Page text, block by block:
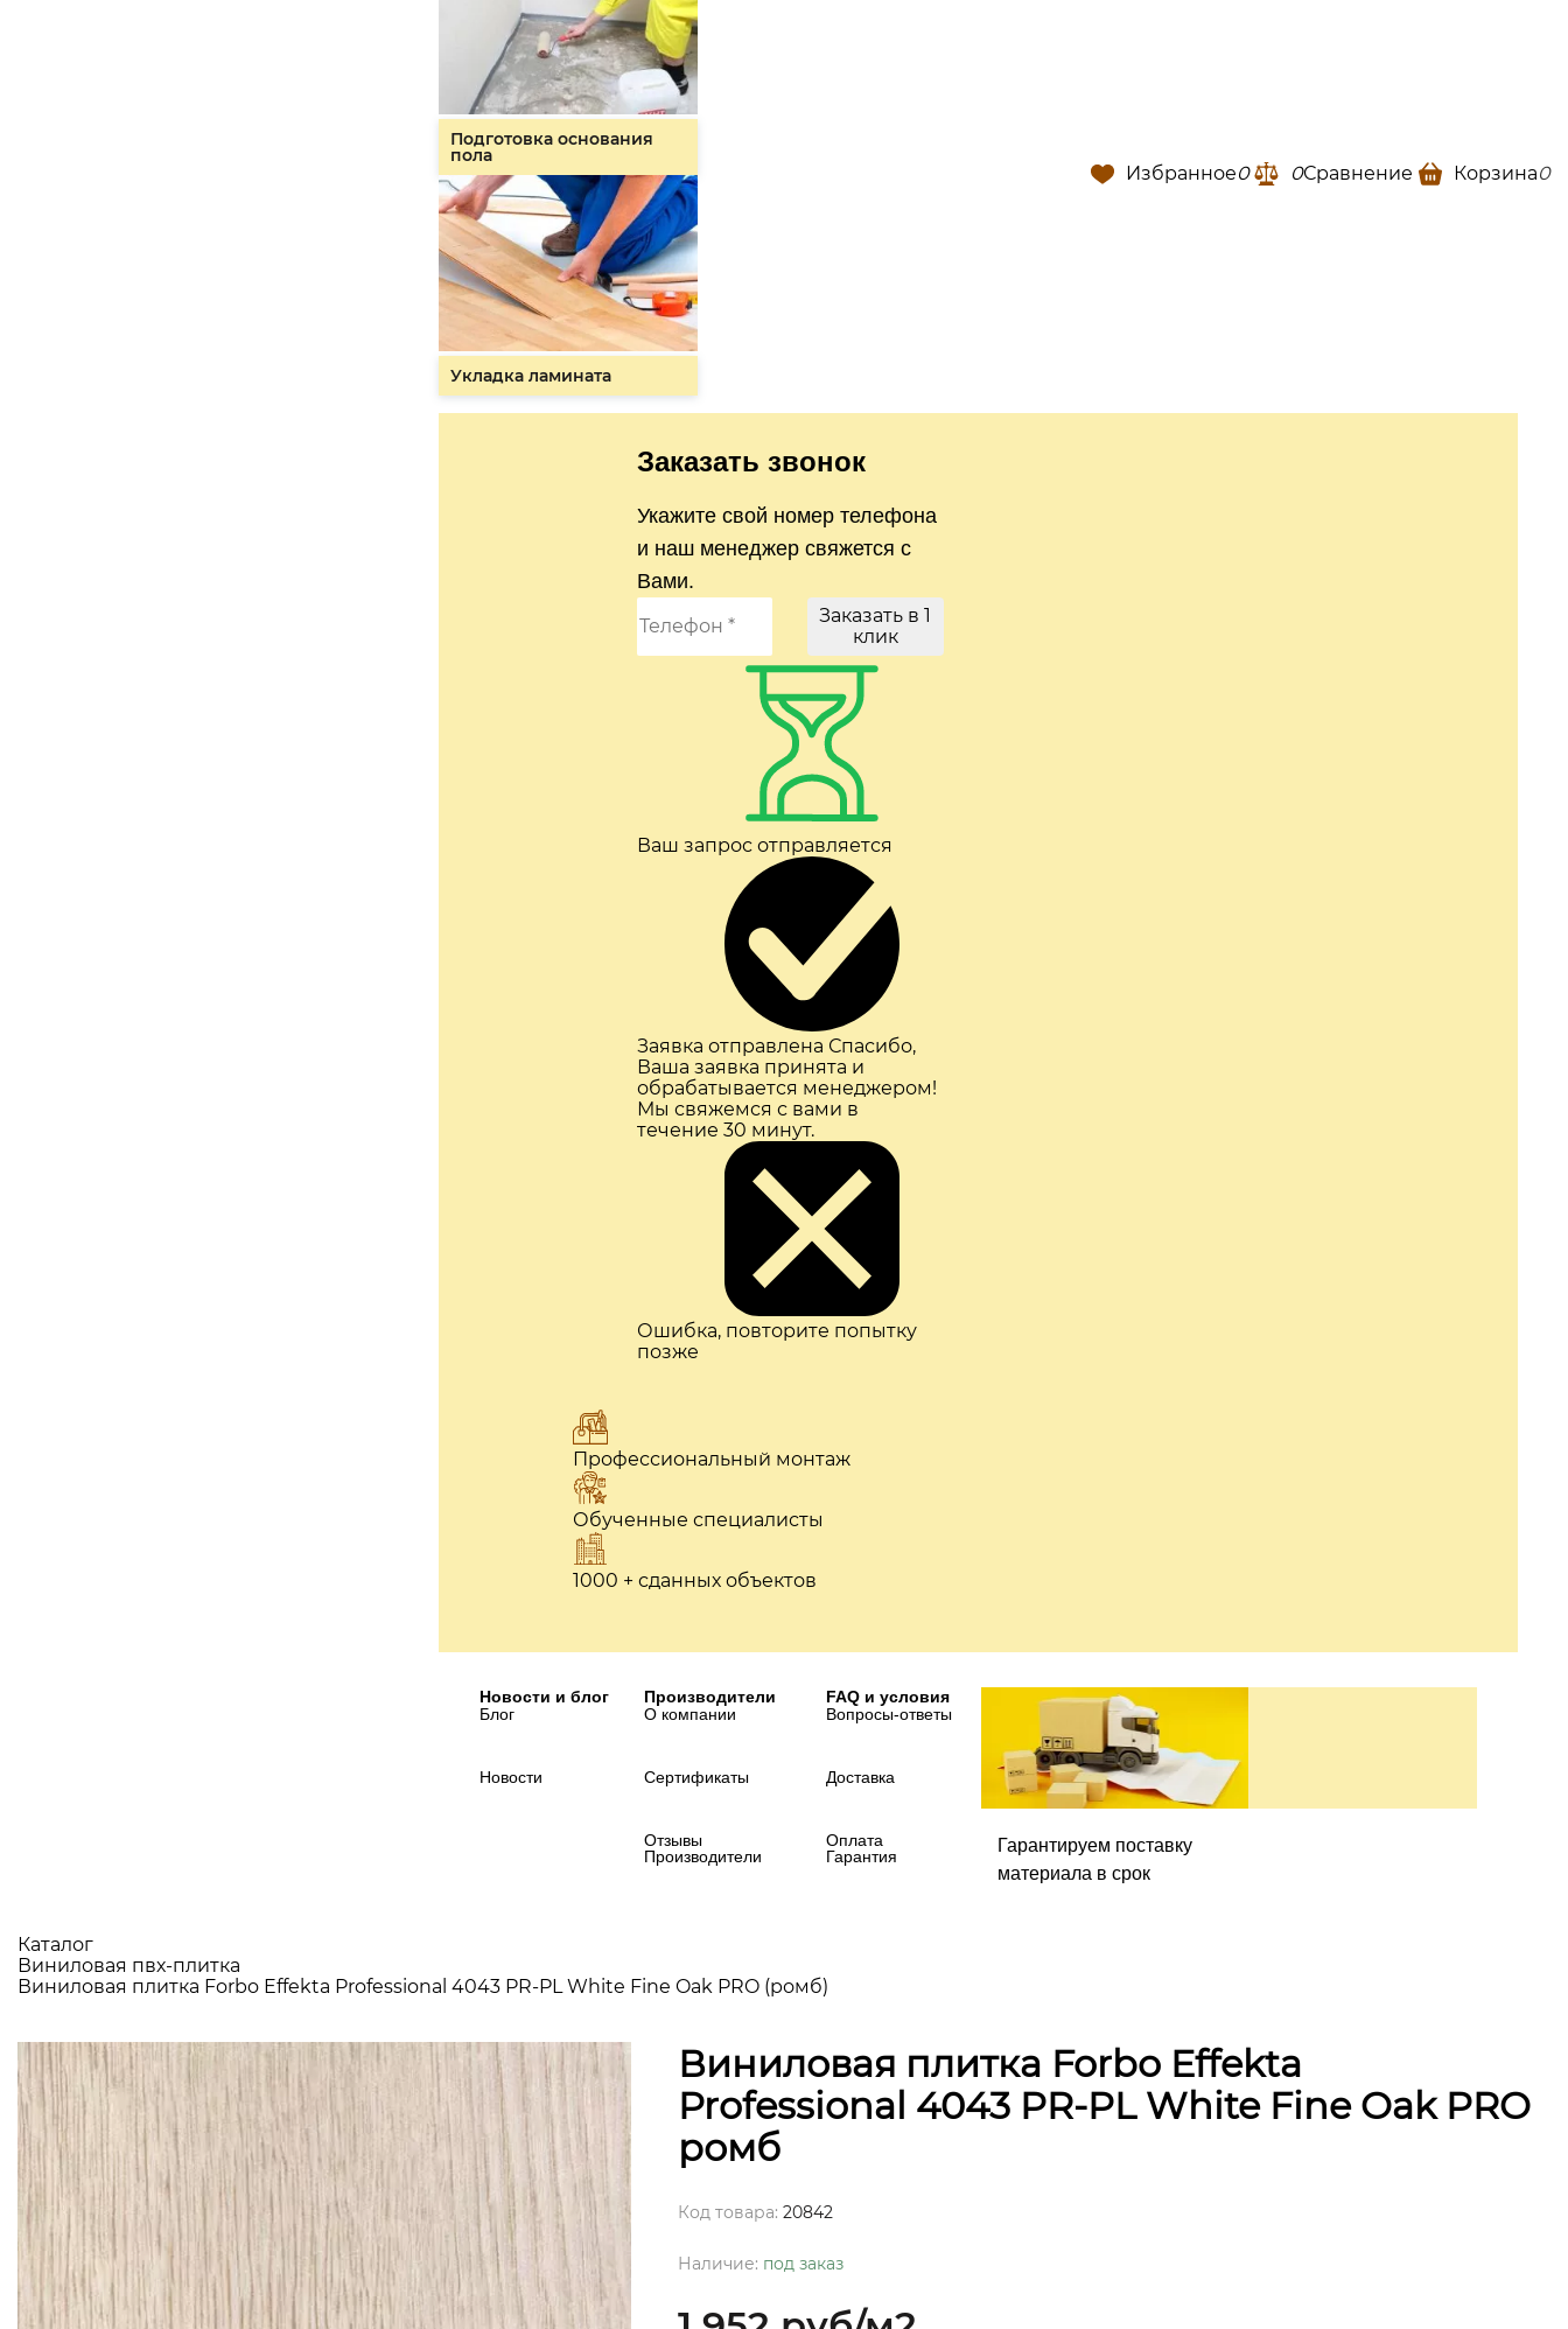
Подготовка основания
пола
Укладка ламината
Заказать звонок
Укажите свой номер телефона
и наш менеджер свяжется с
Вами.
Заказать в 1
клик
Ваш запрос отправляется
Заявка отправлена Спасибо,
Ваша заявка принята и
обрабатывается менеджером!
Мы свяжемся с вами в
течение 30 минут.
Ошибка, повторите попытку
позже
Профессиональный монтаж
Обученные специалисты
1000 + сданных объектов
Новости и блог
Блог
Новости
Производители
О компании
Сертификаты
Отзывы
Производители
FAQ и условия
Вопросы-ответы
Доставка
Оплата
Гарантия
Гарантируем поставку
материала в срок
Избранное0 0Сравнение Корзина0
Каталог
Виниловая пвх-плитка
Виниловая плитка Forbo Effekta Professional 4043 PR-PL White Fine Oak PRO (ромб)
Виниловая плитка Forbo Effekta
Professional 4043 PR-PL White Fine Oak PRO
ромб
Код товара: 20842
Наличие: под заказ